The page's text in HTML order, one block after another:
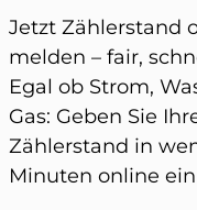
Jetzt Zählerstand
melden – fair,
Egal ob Strom,
Gas: Geben Sie
Zählerstand in
Minuten online